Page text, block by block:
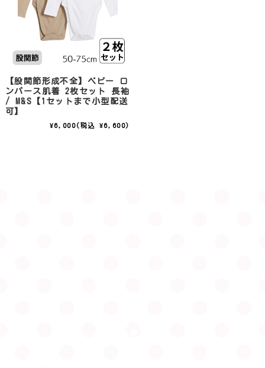
【股関節形成不全】ベビー ロ
ンパース肌着 2枚セット 長袖
/ M&S【1セットまで小型配送
可】
¥6,000(税込 ¥6,600)